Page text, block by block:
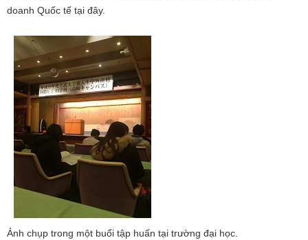
doanh Quốc tế tại đây.
Ảnh chụp trong một buổi tập huấn tại trường đại học.